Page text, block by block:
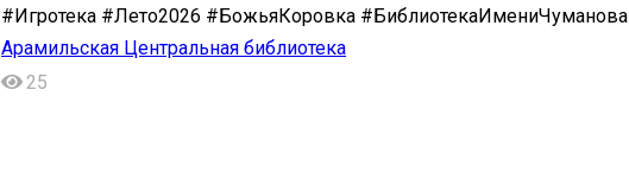
#Игротека #Лето2026 #БожьяКоровка #БиблиотекаИмениЧуманова
Арамильская Центральная библиотека
25